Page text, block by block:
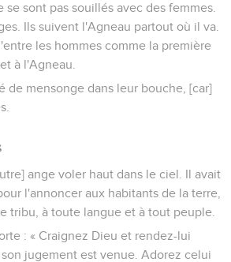
se sont pas souillés avec des femmes.
Ils suivent l'Agneau partout où il va.
les hommes comme la première
à l'Agneau.
de mensonge dans leur bouche, [car]
ange voler haut dans le ciel. Il avait
l'annoncer aux habitants de la terre,
tribu, à toute langue et à tout peuple.
: « Craignez Dieu et rendez-lui
jugement est venue. Adorez celui